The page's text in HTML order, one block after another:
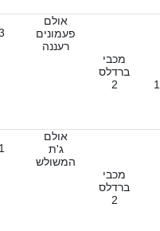
מכבי
ברדלס
2
אולם
פעמונים
רעננה
מכבי
ברדלס
2
אולם
ג'ת
המשולש